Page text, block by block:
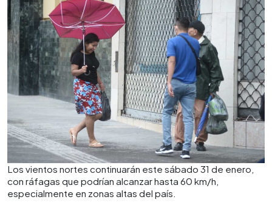
Los vientos nortes continuarán este sábado 31 de enero,
con ráfagas que podrían alcanzar hasta 60 km/h,
especialmente en zonas altas del país.